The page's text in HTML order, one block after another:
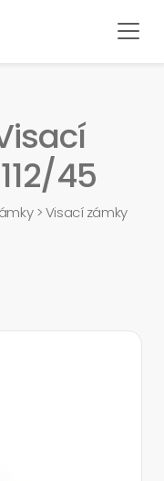
45
>Visací zámky